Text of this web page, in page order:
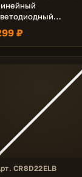
(замена
36W 220V 4200K
₽
CR8D22ELB